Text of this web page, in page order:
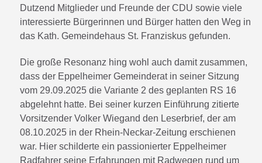
Dutzend Mitglieder und Freunde der CDU sowie viele
interessierte Bürgerinnen und Bürger hatten den Weg in
das Kath. Gemeindehaus St. Franziskus gefunden.
Die große Resonanz hing wohl auch damit zusammen,
dass der Eppelheimer Gemeinderat in seiner Sitzung
vom 29.09.2025 die Variante 2 des geplanten RS 16
abgelehnt hatte. Bei seiner kurzen Einführung zitierte
Vorsitzender Volker Wiegand den Leserbrief, der am
08.10.2025 in der Rhein-Neckar-Zeitung erschienen
war. Hier schilderte ein passionierter Eppelheimer
Radfahrer seine Erfahrungen mit Radwegen rund um